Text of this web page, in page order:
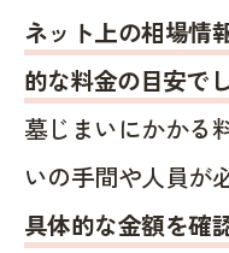
ネット上の相場情
的な料金の目安で
墓じまいにかかる
いの手間や人員が
具体的な金額を確